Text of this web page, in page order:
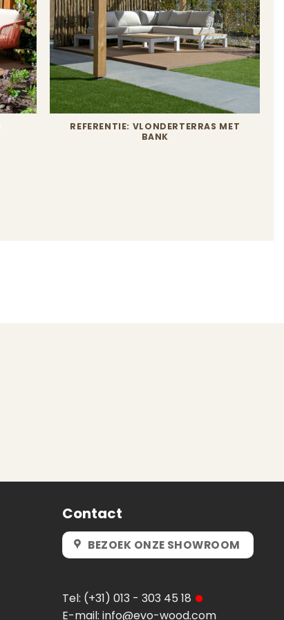
REFERENTIE: VLONDERTERRAS MET
BANK
Contact
BEZOEK ONZE SHOWROOM
Tel: (+31) 013 - 303 45 18
E-mail: info@evo-wood.com